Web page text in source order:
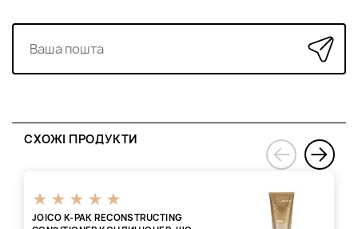
СХОЖІ ПРОДУКТИ
JOICO K-PAK RECONSTRUCTING
‹
›